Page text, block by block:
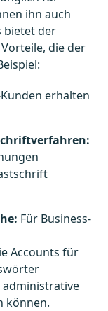
ihn auch
bietet der
die der
erhalten
Für Business-
Accounts für
administrative
können.